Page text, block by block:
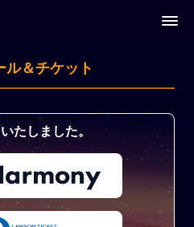
ル＆チケット
たしました。